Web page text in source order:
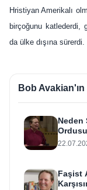
Hristiyan Amerikalı
birçoğunu katlederdi,
da ülke dışına sürerdi.
Bob Avakian'ın
Neden
Alakası
Faşist